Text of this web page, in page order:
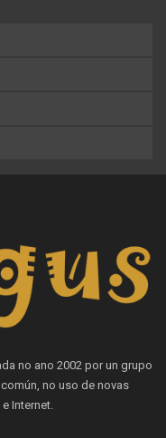
no ano 2002 por un grupo
no uso de novas
Internet.